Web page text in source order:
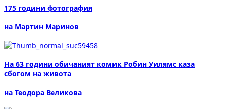
175 години фотография
на Мартин Маринов
На 63 години обичаният комик Робин Уилямс каза
сбогом на живота
на Теодора Великова